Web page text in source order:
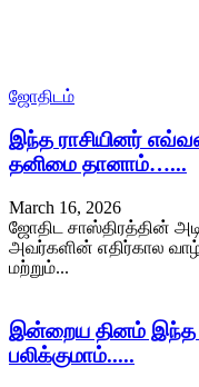
ஜோதிடம்
இந்த ராசியினர்
தனிமை தானாம்…...
March 16, 2026
ஜோதிட சாஸ்திரத்தின்
அவர்களின் எதிர்கால
மற்றும்...
இன்றைய தினம் இந்த
பலிக்குமாம்.....